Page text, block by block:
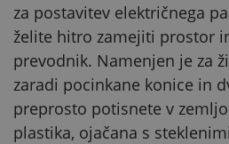
za postavitev električnega
želite hitro zamejiti prostor
prevodnik. Namenjen je za
zaradi pocinkane konice in
preprosto potisnete v
plastika, ojačana s